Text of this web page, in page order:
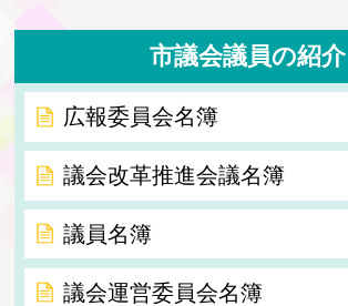
市議会議員の紹介
広報委員会名簿
議会改革推進会議名簿
議員名簿
議会運営委員会名簿